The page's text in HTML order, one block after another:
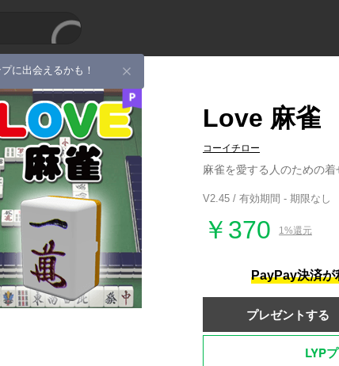
に出会えるかも！
Love 麻雀
コーイチロー
麻雀を愛する人のための着
V2.45 / 有効期間 - 期限なし
￥370 1%還元
PayPay決済が
プレゼントする
LYP